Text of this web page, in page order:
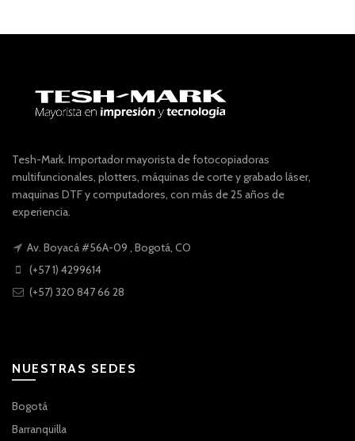
Tesh-Mark. Importador mayorista de fotocopiadoras
multifuncionales, plotters, máquinas de corte y grabado láser,
maquinas DTF y computadores, con más de 25 años de
experiencia.
Av. Boyacá #56A-09 , Bogotá, CO
(+57 1) 4299614
(+57) 320 847 66 28
NUESTRAS SEDES
Bogotá
Barranquilla